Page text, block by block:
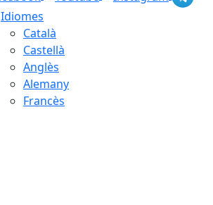
Idiomes
Català
Castellà
Anglès
Alemany
Francès